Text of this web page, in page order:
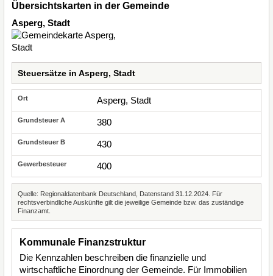
Übersichtskarten in der Gemeinde
Asperg, Stadt
Steuersätze in Asperg, Stadt
Asperg, Stadt
380
430
400
Quelle: Regionaldatenbank Deutschland, Datenstand 31.12.2024. Für
rechtsverbindliche Auskünfte gilt die jeweilige Gemeinde bzw. das zuständige
Finanzamt.
Kommunale Finanzstruktur
Die Kennzahlen beschreiben die finanzielle und
wirtschaftliche Einordnung der Gemeinde. Für Immobilien